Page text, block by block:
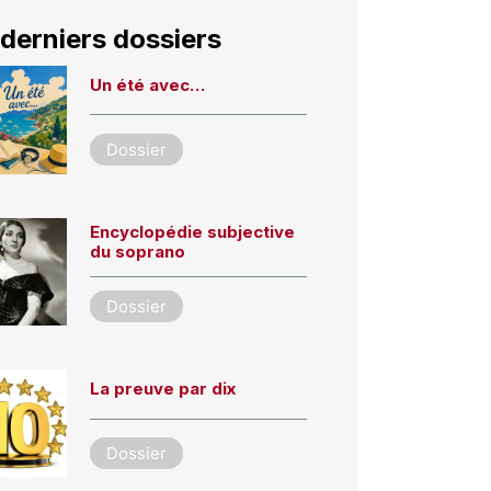
dossiers
Un été avec…
Dossier
Encyclopédie subjective
du soprano
Dossier
La preuve par dix
Dossier